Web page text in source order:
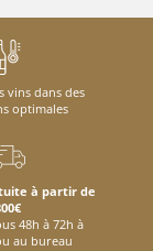
vins dans des
optimales
à partir de
48h à 72h à
au bureau